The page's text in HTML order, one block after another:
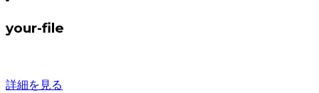
your-file
詳細を見る